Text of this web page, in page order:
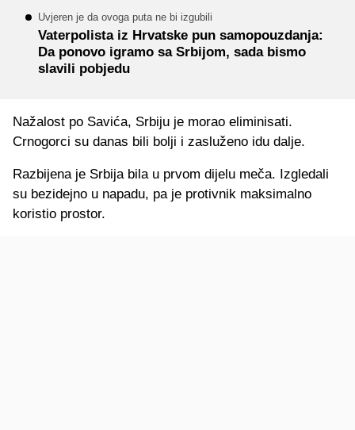
Uvjeren je da ovoga puta ne bi izgubili
Vaterpolista iz Hrvatske pun samopouzdanja:
Da ponovo igramo sa Srbijom, sada bismo
slavili pobjedu
Nažalost po Savića, Srbiju je morao eliminisati.
Crnogorci su danas bili bolji i zasluženo idu dalje.
Razbijena je Srbija bila u prvom dijelu meča. Izgledali
su bezidejno u napadu, pa je protivnik maksimalno
koristio prostor.